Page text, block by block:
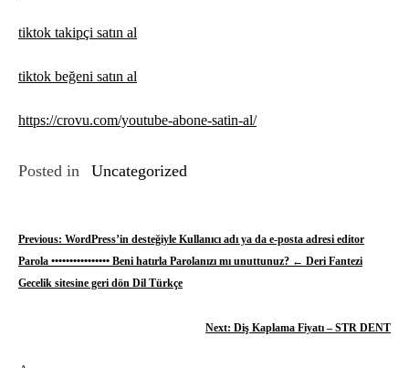
tiktok takipçi satın al
tiktok beğeni satın al
https://crovu.com/youtube-abone-satin-al/
Posted in Uncategorized
Y
a
Previous: WordPress’in desteğiyle Kullanıcı adı ya da e-posta adresi editor
Parola •••••••••••••••• Beni hatırla Parolanızı mı unuttunuz? ← Deri Fantezi
Gecelik sitesine geri dön Dil Türkçe
Next: Diş Kaplama Fiyatı – STR DENT